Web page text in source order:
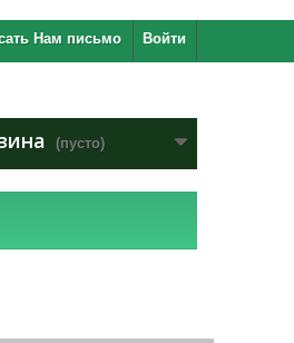
Войти
Нам письмо
(пусто)